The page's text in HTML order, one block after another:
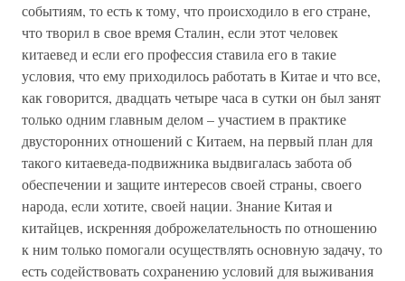
событиям, то есть к тому, что происходило в его стране,
что творил в свое время Сталин, если этот человек
китаевед и если его профессия ставила его в такие
условия, что ему приходилось работать в Китае и что все,
как говорится, двадцать четыре часа в сутки он был занят
только одним главным делом – участием в практике
двусторонних отношений с Китаем, на первый план для
такого китаеведа-подвижника выдвигалась забота об
обеспечении и защите интересов своей страны, своего
народа, если хотите, своей нации. Знание Китая и
китайцев, искренняя доброжелательность по отношению
к ним только помогали осуществлять основную задачу, то
есть содействовать сохранению условий для выживания